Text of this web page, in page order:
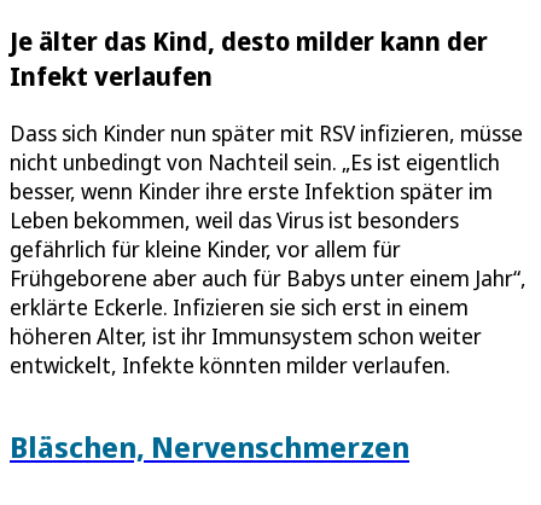
Je älter das Kind, desto milder kann der
Infekt verlaufen
Dass sich Kinder nun später mit RSV infizieren, müsse
nicht unbedingt von Nachteil sein. „Es ist eigentlich
besser, wenn Kinder ihre erste Infektion später im
Leben bekommen, weil das Virus ist besonders
gefährlich für kleine Kinder, vor allem für
Frühgeborene aber auch für Babys unter einem Jahr“,
erklärte Eckerle. Infizieren sie sich erst in einem
höheren Alter, ist ihr Immunsystem schon weiter
entwickelt, Infekte könnten milder verlaufen.
Bläschen, Nervenschmerzen